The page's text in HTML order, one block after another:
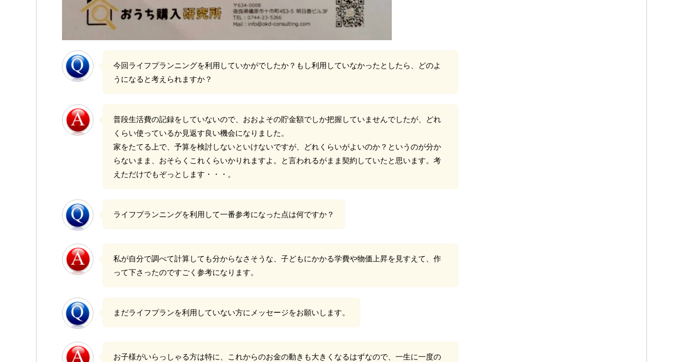
今回ライフプランニングを利用していかがでしたか？もし利用していなかったとしたら、どのよ
うになると考えられますか？
普段生活費の記録をしていないので、おおよその貯金額でしか把握していませんでしたが、どれ
くらい使っているか見返す良い機会になりました。
家をたてる上で、予算を検討しないといけないですが、どれくらいがよいのか？というのが分か
らないまま、おそらくこれくらいかりれますよ。と言われるがまま契約していたと思います。考
えただけでもぞっとします・・・。
ライフプランニングを利用して一番参考になった点は何ですか？
私が自分で調べて計算しても分からなさそうな、子どもにかかる学費や物価上昇を見すえて、作
って下さったのですごく参考になります。
まだライフプランを利用していない方にメッセージをお願いします。
お子様がいらっしゃる方は特に、これからのお金の動きも大きくなるはずなので、一生に一度の